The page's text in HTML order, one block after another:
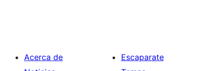
Acerca de
Escaparate